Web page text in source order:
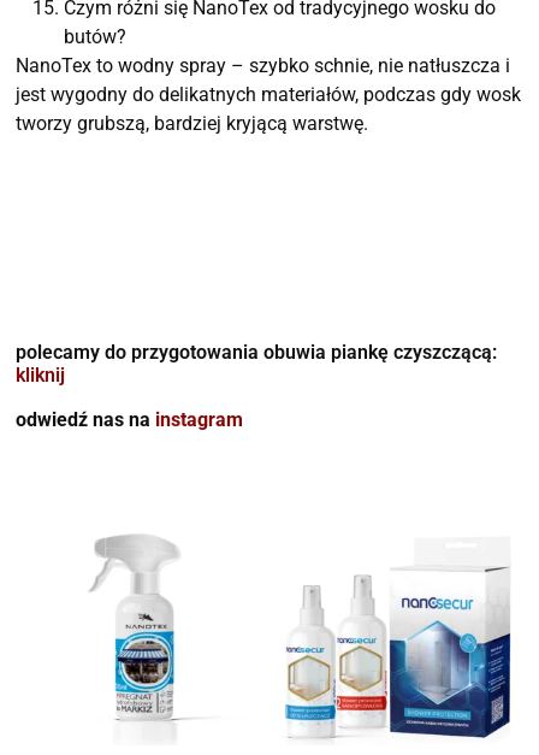
Czym różni się NanoTex od tradycyjnego wosku do
butów?
NanoTex to wodny spray – szybko schnie, nie natłuszcza i
jest wygodny do delikatnych materiałów, podczas gdy wosk
tworzy grubszą, bardziej kryjącą warstwę.
polecamy do przygotowania obuwia piankę czyszczącą:
kliknij
odwiedź nas na instagram